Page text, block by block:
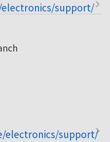
support/
electronics/support/